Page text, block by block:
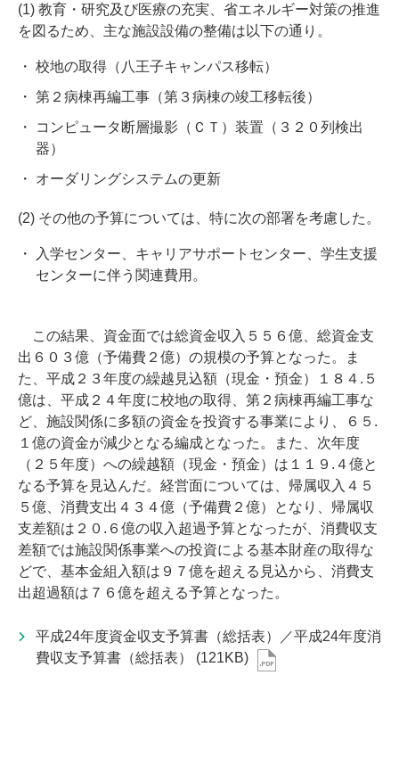
(1) 教育・研究及び医療の充実、省エネルギー対策の推進
を図るため、主な施設設備の整備は以下の通り。
校地の取得（八王子キャンパス移転）
第２病棟再編工事（第３病棟の竣工移転後）
コンピュータ断層撮影（ＣＴ）装置（３２０列検出
器）
オーダリングシステムの更新
(2) その他の予算については、特に次の部署を考慮した。
入学センター、キャリアサポートセンター、学生支援
センターに伴う関連費用。
この結果、資金面では総資金収入５５６億、総資金支
出６０３億（予備費２億）の規模の予算となった。ま
た、平成２３年度の繰越見込額（現金・預金）１８４.５
億は、平成２４年度に校地の取得、第２病棟再編工事な
ど、施設関係に多額の資金を投資する事業により、６５.
１億の資金が減少となる編成となった。また、次年度
（２５年度）への繰越額（現金・預金）は１１９.４億と
なる予算を見込んだ。経営面については、帰属収入４５
５億、消費支出４３４億（予備費２億）となり、帰属収
支差額は２０.６億の収入超過予算となったが、消費収支
差額では施設関係事業への投資による基本財産の取得な
どで、基本金組入額は９７億を超える見込から、消費支
出超過額は７６億を超える予算となった。
平成24年度資金収支予算書（総括表）／平成24年度消
費収支予算書（総括表） (121KB)